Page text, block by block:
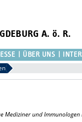
A. ö. R.
ÜBER UNS
Mediziner und